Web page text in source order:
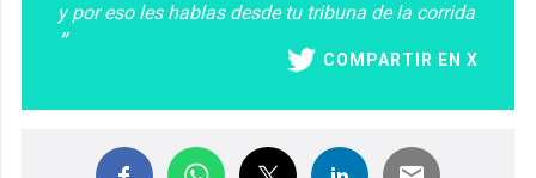
y por eso les hablas desde tu tribuna de la corrida
COMPARTIR EN X